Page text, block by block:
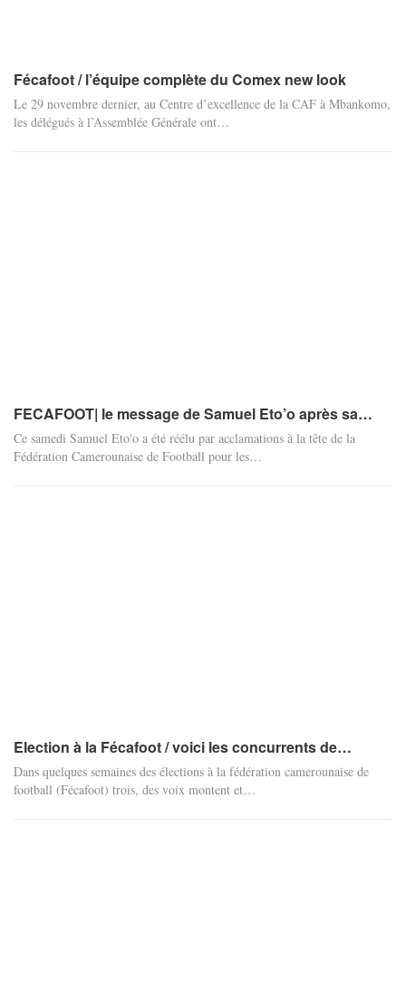
Fécafoot / l’équipe complète du Comex new look
Le 29 novembre dernier, au Centre d’excellence de la CAF à Mbankomo,
les délégués à l’Assemblée Générale ont…
FECAFOOT| le message de Samuel Eto’o après sa…
Ce samedi Samuel Eto'o a été réélu par acclamations à la tête de la
Fédération Camerounaise de Football pour les…
Election à la Fécafoot / voici les concurrents de…
Dans quelques semaines des élections à la fédération camerounaise de
football (Fécafoot) trois, des voix montent et…